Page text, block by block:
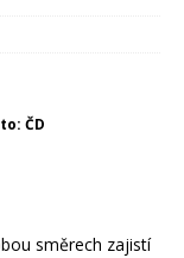
ČD
směrech zajistí